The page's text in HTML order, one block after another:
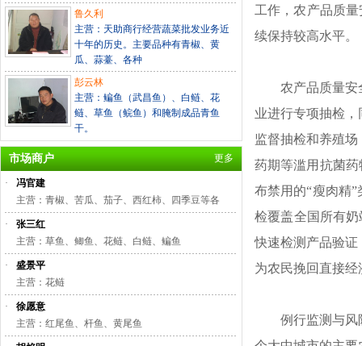
鲁久利
主营：天助商行经营蔬菜批发业务近
十年的历史。主要品种有青椒、黄
瓜、蒜薹、各种
彭云林
主营：鳊鱼（武昌鱼）、白鲢、花
鲢、草鱼（鲩鱼）和腌制成品青鱼
干。
市场商户 更多
·
冯官建
主营：青椒、苦瓜、茄子、西红柿、四季豆等各
·
张三红
主营：草鱼、鲫鱼、花鲢、白鲢、鳊鱼
·
盛景平
主营：花鲢
·
徐愿意
主营：红尾鱼、杆鱼、黄尾鱼
工作，农产品质
续保持较高水平。
农产品质量安全
业进行专项抽检
监督抽检和养殖
药期等滥用抗菌
布禁用的“瘦肉精
检覆盖全国所有
快速检测产品验证
为农民挽回直接经
例行监测与风险